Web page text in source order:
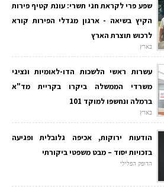
שפע פרי לקראת חגי תשרי: עונת קטיף פירות
הקיץ בשיאה - ארגון מגדלי הפירות קורא
לרכוש תוצרת הארץ
בארץ
עשרות ראשי הלשכות הדו-לאומיות ונציגי
משרדי הממשלה ביקרו בקריית מד"א
ברמלה ונחשפו למוקד 101
בארץ
הודעות ירוקות, אכיפה גלובלית ופגיעה
בזכויות יסוד – מבט משפטי ביקורתי
הדופק הפלילי